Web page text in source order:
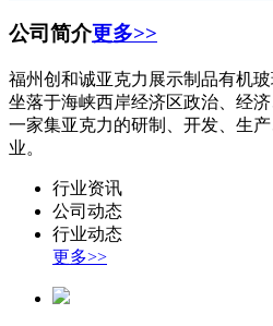
公司简介更多>>
福州创和诚亚克力展示制品有机玻
坐落于海峡西岸经济区政治、经
一家集亚克力的研制、开发、生
业。
行业资讯
公司动态
行业动态
更多>>